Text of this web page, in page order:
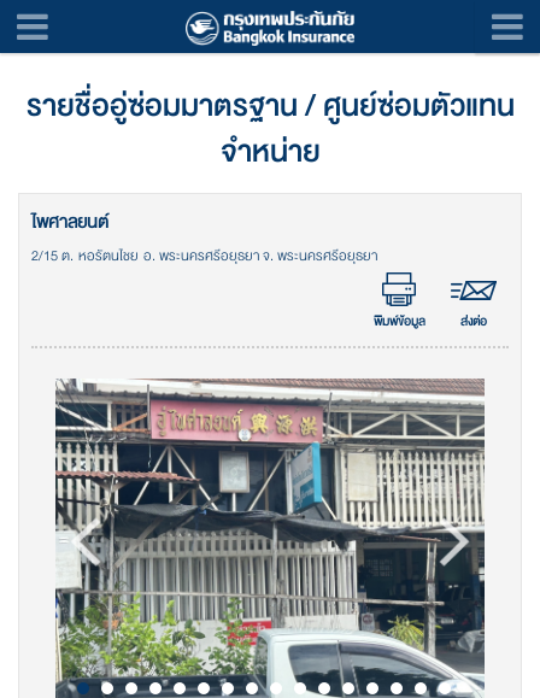
รายชื่ออู่ซ่อมมาตรฐาน / ศูนย์ซ่อมตัวแทน
จำหน่าย
ไพศาลยนต์
2/15 ต. หอรัตนไชย อ. พระนครศรีอยุธยา จ. พระนครศรีอยุธยา
พิมพ์ข้อมูล ส่งต่อ